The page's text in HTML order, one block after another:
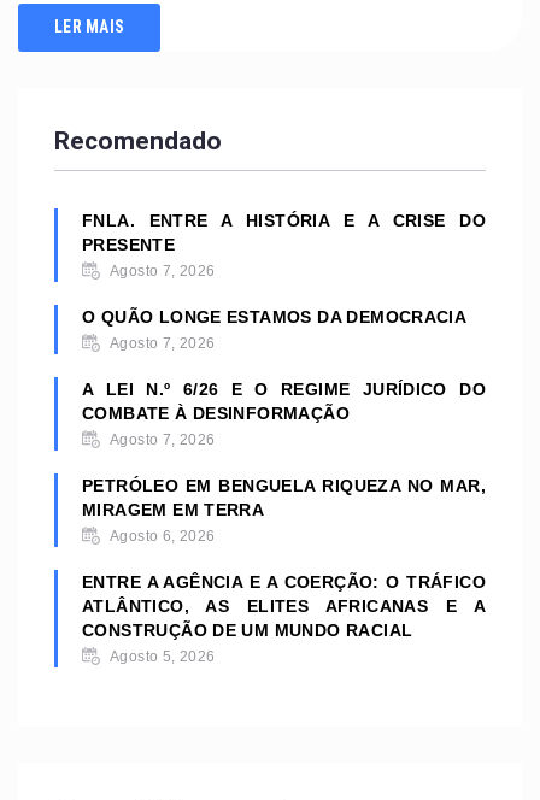
LER MAIS
Recomendado
FNLA. ENTRE A HISTÓRIA E A CRISE DO
PRESENTE
Agosto 7, 2026
O QUÃO LONGE ESTAMOS DA DEMOCRACIA
Agosto 7, 2026
A LEI N.º 6/26 E O REGIME JURÍDICO DO
COMBATE À DESINFORMAÇÃO
Agosto 7, 2026
PETRÓLEO EM BENGUELA RIQUEZA NO MAR,
MIRAGEM EM TERRA
Agosto 6, 2026
ENTRE A AGÊNCIA E A COERÇÃO: O TRÁFICO
ATLÂNTICO, AS ELITES AFRICANAS E A
CONSTRUÇÃO DE UM MUNDO RACIAL
Agosto 5, 2026